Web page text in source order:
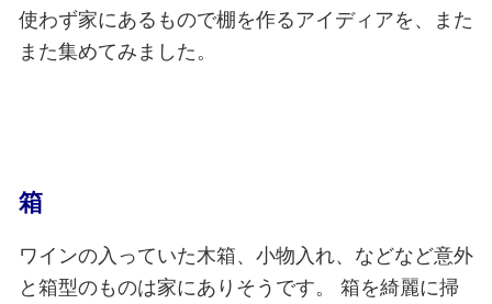
使わず家にあるもので棚を作るアイディアを、また
また集めてみました。
箱
ワインの入っていた木箱、小物入れ、などなど意外
と箱型のものは家にありそうです。
箱を綺麗に掃